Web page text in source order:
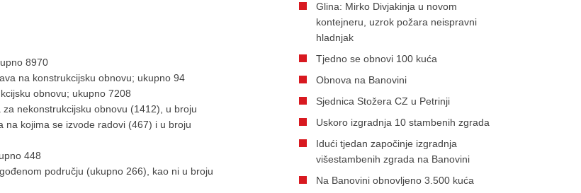
8970
na konstrukcijsku obnovu; ukupno 94
obnovu; ukupno 7208
nekonstrukcijsku obnovu (1412), u broju
na kojima se izvode radovi (467) i u broju
448
području (ukupno 266), kao ni u broju
Glina: Mirko Divjakinja u novom
kontejneru, uzrok požara neispravni
hladnjak
Tjedno se obnovi 100 kuća
Obnova na Banovini
Sjednica Stožera CZ u Petrinji
Uskoro izgradnja 10 stambenih zgrada
Idući tjedan započinje izgradnja
višestambenih zgrada na Banovini
Na Banovini obnovljeno 3.500 kuća